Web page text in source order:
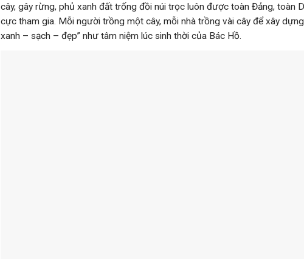
cây, gây rừng, phủ xanh đất trống đồi núi trọc luôn được toàn Đảng, toàn
cực tham gia. Mỗi người trồng một cây, mỗi nhà trồng vài cây để xây
xanh – sạch – đẹp” như tâm niệm lúc sinh thời của Bác Hồ.